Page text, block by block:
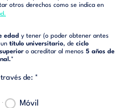
otros derechos como se indica en
edad y tener (o poder obtener antes
título universitario, de ciclo
o acreditar al menos 5 años de
*
de: *
Móvil